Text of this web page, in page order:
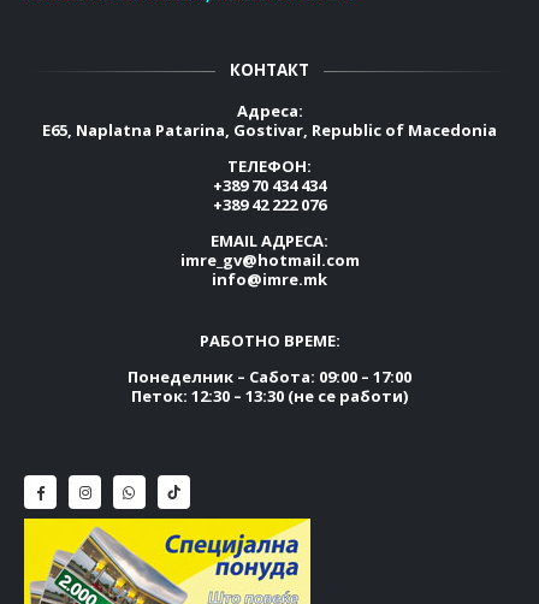
КОНТАКТ
Адреса:
E65, Naplatna Patarina, Gostivar, Republic of Macedonia
ТЕЛЕФОН:
+389 70 434 434
+389 42 222 076
EMAIL АДРЕСА:
imre_gv@hotmail.com
info@imre.mk
РАБОТНО ВРЕМЕ:
Понеделник – Сабота: 09:00 – 17:00
Петок: 12:30 – 13:30 (не се работи)